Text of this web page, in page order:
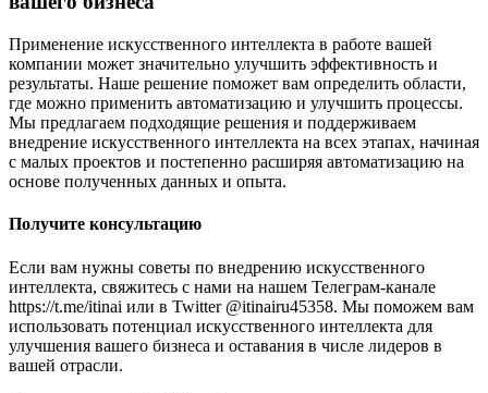
Применение искусственного интеллекта в работе вашей
компании может значительно улучшить эффективность и
результаты. Наше решение поможет вам определить области,
где можно применить автоматизацию и улучшить процессы.
Мы предлагаем подходящие решения и поддерживаем
внедрение искусственного интеллекта на всех этапах, начиная
с малых проектов и постепенно расширяя автоматизацию на
основе полученных данных и опыта.
Получите консультацию
Если вам нужны советы по внедрению искусственного
интеллекта, свяжитесь с нами на нашем Телеграм-канале
https://t.me/itinai или в Twitter @itinairu45358. Мы поможем вам
использовать потенциал искусственного интеллекта для
улучшения вашего бизнеса и оставания в числе лидеров в
вашей отрасли.